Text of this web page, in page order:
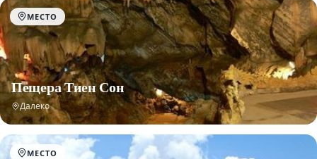
МЕСТО
Пещера Тиен Сон
Далеко
МЕСТО